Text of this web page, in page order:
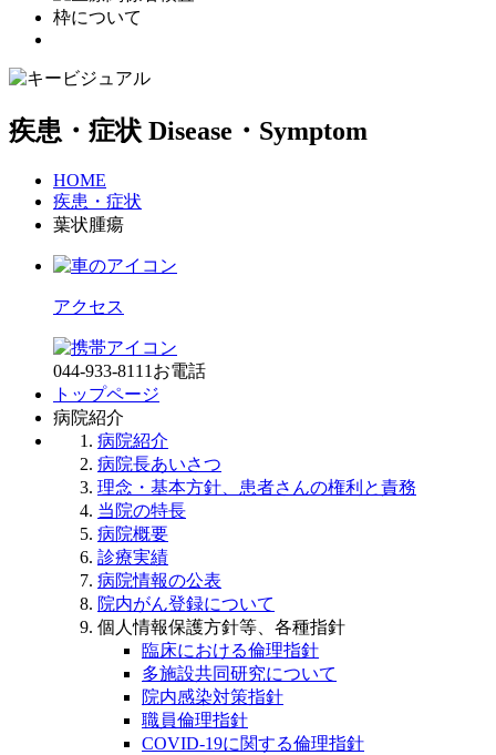
疾患・症状 Disease・Symptom
HOME
疾患・症状
葉状腫瘍
アクセス
044-933-8111 お電話
トップページ
病院紹介
病院紹介
病院長あいさつ
理念・基本方針、患者さんの権利と責務
当院の特長
病院概要
診療実績
病院情報の公表
院内がん登録について
個人情報保護方針等、各種指針
臨床における倫理指針
多施設共同研究について
院内感染対策指針
職員倫理指針
COVID-19に関する倫理指針